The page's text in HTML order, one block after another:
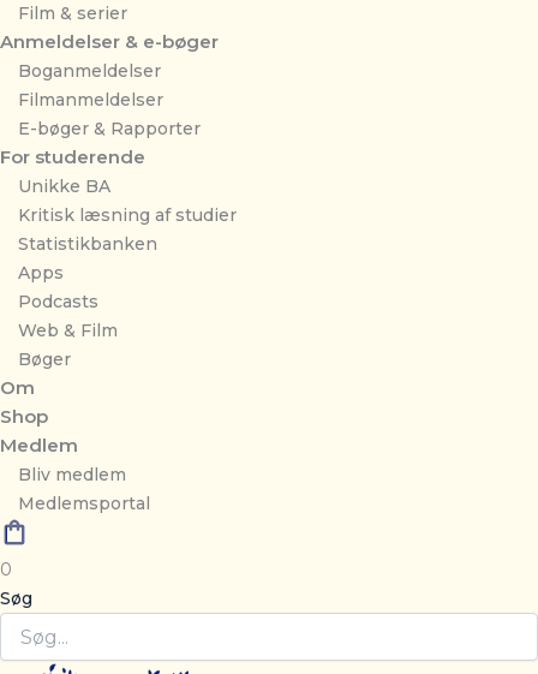
Film & serier
Anmeldelser & e-bøger
Boganmeldelser
Filmanmeldelser
E-bøger & Rapporter
For studerende
Unikke BA
Kritisk læsning af studier
Statistikbanken
Apps
Podcasts
Web & Film
Bøger
Om
Shop
Medlem
Bliv medlem
Medlemsportal
0
Søg